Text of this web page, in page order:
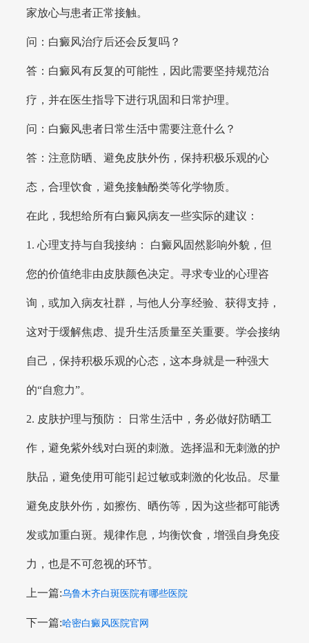
家放心与患者正常接触。
问：白癜风治疗后还会反复吗？
答：白癜风有反复的可能性，因此需要坚持规范治
疗，并在医生指导下进行巩固和日常护理。
问：白癜风患者日常生活中需要注意什么？
答：注意防晒、避免皮肤外伤，保持积极乐观的心
态，合理饮食，避免接触酚类等化学物质。
在此，我想给所有白癜风病友一些实际的建议：
1. 心理支持与自我接纳： 白癜风固然影响外貌，但
您的价值绝非由皮肤颜色决定。寻求专业的心理咨
询，或加入病友社群，与他人分享经验、获得支持，
这对于缓解焦虑、提升生活质量至关重要。学会接纳
自己，保持积极乐观的心态，这本身就是一种强大
的“自愈力”。
2. 皮肤护理与预防： 日常生活中，务必做好防晒工
作，避免紫外线对白斑的刺激。选择温和无刺激的护
肤品，避免使用可能引起过敏或刺激的化妆品。尽量
避免皮肤外伤，如擦伤、晒伤等，因为这些都可能诱
发或加重白斑。规律作息，均衡饮食，增强自身免疫
力，也是不可忽视的环节。
上一篇:乌鲁木齐白斑医院有哪些医院
下一篇:哈密白癜风医院官网